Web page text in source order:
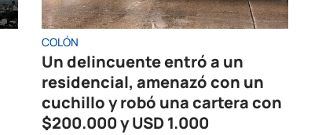
COLÓN
Un delincuente entró a un
residencial, amenazó con un
cuchillo y robó una cartera con
$200.000 y USD 1.000